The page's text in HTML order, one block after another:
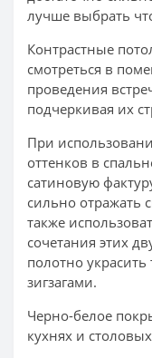
лучше выбрать
Контрастные
смотреться в
проведения
подчеркивая их
При
оттенков в
сатиновую
сильно отражать
также
сочетания этих
полотно
зигзагами.
Черно-белое
кухнях и